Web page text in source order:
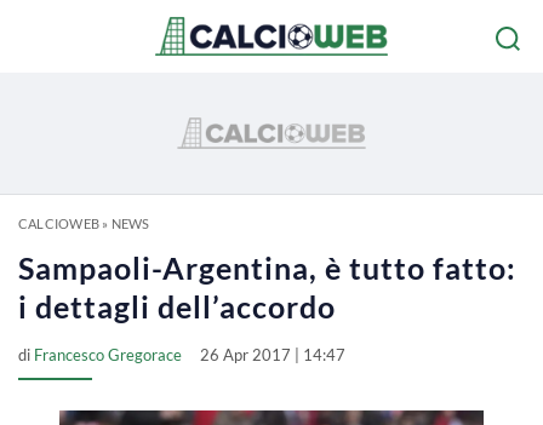
CALCIOWEB» NEWS
Sampaoli-Argentina, è tutto fatto:
i dettagli dell’accordo
di Francesco Gregorace 26 Apr 2017 | 14:47